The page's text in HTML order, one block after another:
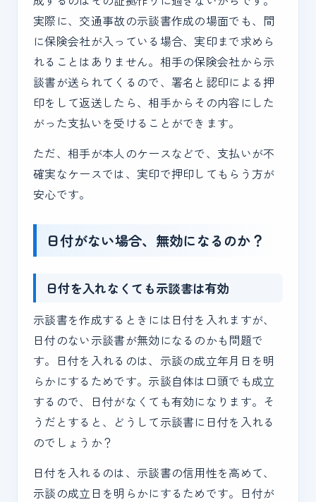
実際に、交通事故の示談書作成の場面でも、間
に保険会社が入っている場合、実印まで求めら
れることはありません。相手の保険会社から示
談書が送られてくるので、署名と認印による押
印をして返送したら、相手からその内容にした
がった支払いを受けることができます。
ただ、相手が本人のケースなどで、支払いが不
確実なケースでは、実印で押印してもらう方が
安心です。
日付がない場合、無効になるのか？
日付を入れなくても示談書は有効
示談書を作成するときには日付を入れますが、
日付のない示談書が無効になるのかも問題で
す。日付を入れるのは、示談の成立年月日を明
らかにするためです。示談自体は口頭でも成立
するので、日付がなくても有効になります。そ
うだとすると、どうして示談書に日付を入れる
のでしょうか？
日付を入れるのは、示談書の信用性を高めて、
示談の成立日を明らかにするためです。日付が